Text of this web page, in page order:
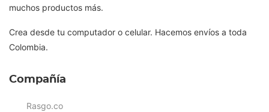
muchos productos más.
Crea desde tu computador o celular. Hacemos envíos a toda
Colombia.
Compañía
Rasgo.co